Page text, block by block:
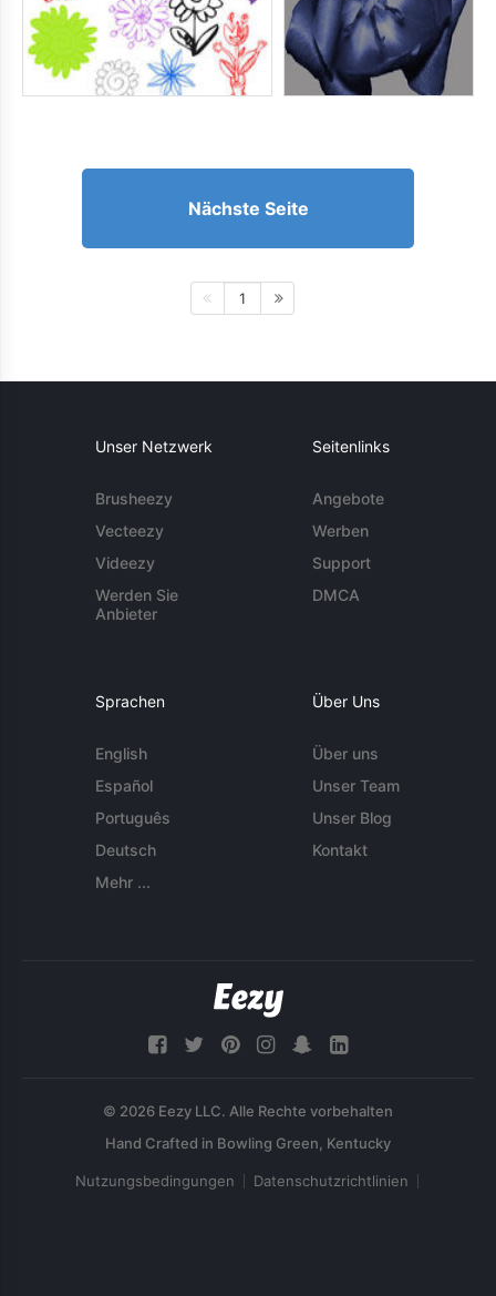
Nächste Seite
1
Unser Netzwerk
Brusheezy
Vecteezy
Videezy
Werden Sie
Anbieter
Seitenlinks
Angebote
Werben
Support
DMCA
Sprachen
English
Español
Português
Deutsch
Mehr ...
Über Uns
Über uns
Unser Team
Unser Blog
Kontakt
© 2026 Eezy LLC. Alle Rechte vorbehalten
Nutzungsbedingungen Datenschutzrichtlinien